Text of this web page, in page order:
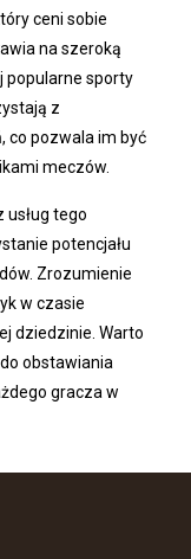
ceni sobie
na szeroką
popularne sporty
z
co pozwala im być
meczów.
tego
potencjału
Zrozumienie
w czasie
dziedzinie. Warto
obstawiania
gracza w